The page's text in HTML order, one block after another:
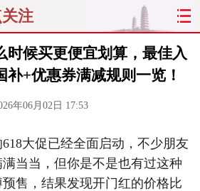
注
时候买更便宜划算，最佳入
补+优惠券满减规则一览！
年06月02日 17:53
大促已经全面启动，不少朋友
当当，但你是不是也有过这种
售，结果发现开门红的价格比